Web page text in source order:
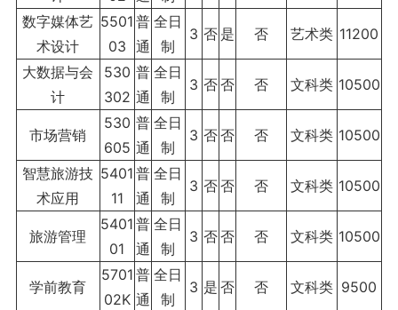
数字媒体艺
术设计
5501
03
普
通
全日
制
3 否 是 否 艺术类 11200
大数据与会
计
530
302
普
通
全日
制
3 否否 否 文科类 10500
市场营销
530
605
普
通
全日
制
3 否否 否 文科类 10500
智慧旅游技
术应用
5401
11
普
通
全日
制
3 否否 否 文科类 10500
旅游管理
5401
01
普
通
全日
制
3 否否 否 文科类 10500
学前教育
5701
02K
普
通
全日
制
3 是 否 否 文科类 9500